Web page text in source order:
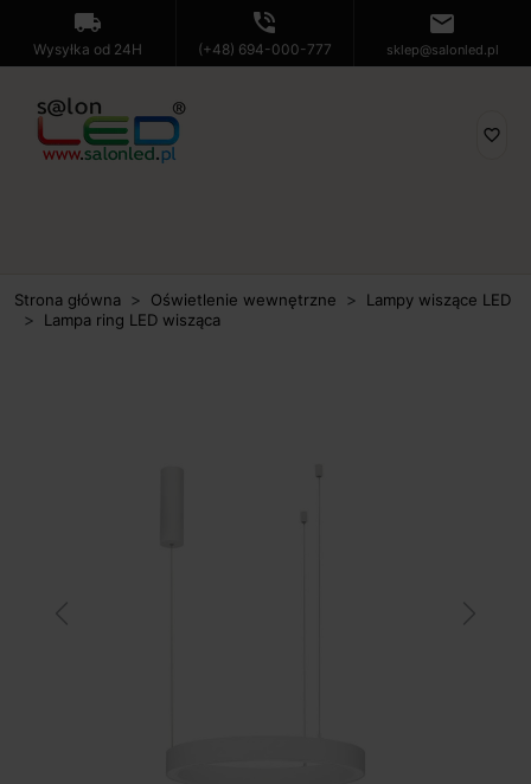
local_shipping
Wysyłka od 24H
phone_in_talk
(+48) 694-000-777
mail
sklep@salonled.pl
favorite_border
Strona główna Oświetlenie wewnętrzne
Lampy wiszące LED
Lampa ring LED wisząca